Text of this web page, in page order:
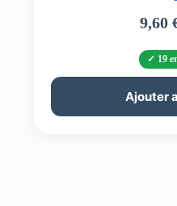
9,60
19
Ajouter